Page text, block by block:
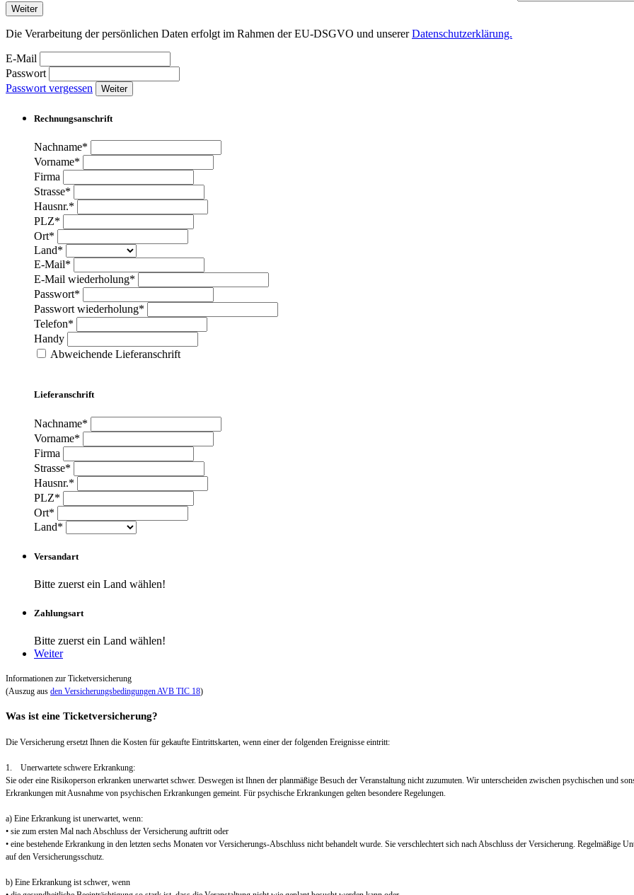
Weiter
Die Verarbeitung der persönlichen Daten erfolgt im Rahmen der EU-DSGVO und unsererDatenschutzerklärung.
E-Mail
Passwort
Passwort vergessen
Weiter
Rechnungsanschrift
Nachname*
Vorname*
Firma
Strasse*
Hausnr.*
PLZ*
Ort*
Land*
E-Mail*
E-Mail wiederholung*
Passwort*
Passwort wiederholung*
Telefon*
Handy
Abweichende Lieferanschrift
Lieferanschrift
Nachname*
Vorname*
Firma
Strasse*
Hausnr.*
PLZ*
Ort*
Land*
Versandart
Bitte zuerst ein Land wählen!
Zahlungsart
Bitte zuerst ein Land wählen!
Weiter
Informationen zur Ticketversicherung
(Auszug aus den Versicherungsbedingungen AVB TIC 18)
Was ist eine Ticketversicherung?
Die Versicherung ersetzt Ihnen die Kosten für gekaufte Eintrittskarten, wenn einer der folgenden Ereignisse eintritt:
1. Unerwartete schwere Erkrankung:
Sie oder eine Risikoperson erkranken unerwartet schwer. Deswegen ist Ihnen der planmäßige Besuch der Veranstaltung nicht zuzumuten. Wir unterscheiden zwischen psychischen und
Erkrankungen mit Ausnahme von psychischen Erkrankungen gemeint. Für psychische Erkrankungen gelten besondere Regelungen.
a) Eine Erkrankung ist unerwartet, wenn:
• sie zum ersten Mal nach Abschluss der Versicherung auftritt oder
• eine bestehende Erkrankung in den letzten sechs Monaten vor Versicherungs-Abschluss nicht behandelt wurde. Sie verschlechtert sich nach Abschluss der Versicherung. Regelmäßige
auf den Versicherungsschutz.
b) Eine Erkrankung ist schwer, wenn